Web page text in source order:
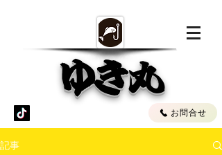
ゆき丸
お問合せ
記事